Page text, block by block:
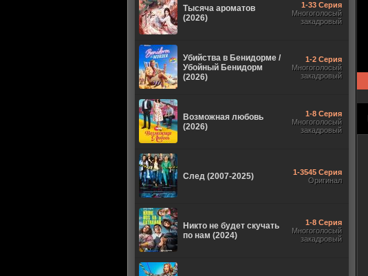
Тысяча ароматов
(2026)
1-33 Серия
Многоголосый
закадровый
Убийства в Бенидорме /
Убойный Бенидорм
(2026)
1-2 Серия
Многоголосый
закадровый
Возможная любовь
(2026)
1-8 Серия
Многоголосый
закадровый
След (2007-2025)
1-3545 Серия
Оригинал
Никто не будет скучать
по нам (2024)
1-8 Серия
Многоголосый
закадровый